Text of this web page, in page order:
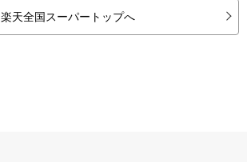
楽天全国スーパートップへ